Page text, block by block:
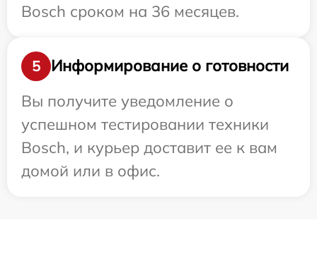
Bosch сроком на 36 месяцев.
5
Информирование о готовности
Вы получите уведомление о
успешном тестировании техники
Bosch, и курьер доставит ее к вам
домой или в офис.